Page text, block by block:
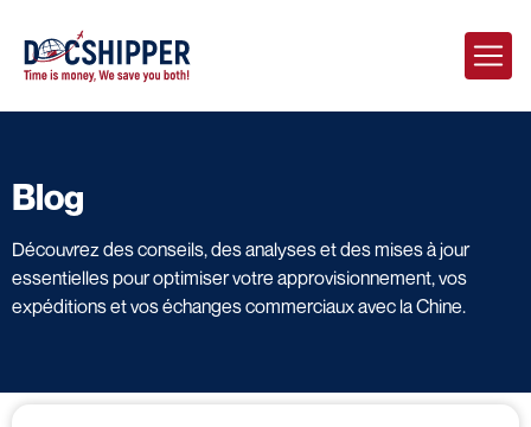
Blog
Découvrez des conseils, des analyses et des mises à jour
essentielles pour optimiser votre approvisionnement, vos
expéditions et vos échanges commerciaux avec la Chine.